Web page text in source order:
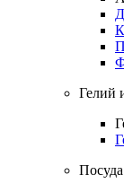
Гелий
Посуда